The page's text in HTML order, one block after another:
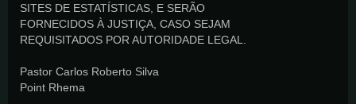
SITES DE ESTATÍSTICAS, E SERÃO
FORNECIDOS À JUSTIÇA, CASO SEJAM
REQUISITADOS POR AUTORIDADE LEGAL.
Pastor Carlos Roberto Silva
Point Rhema